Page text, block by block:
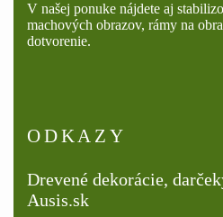
V našej ponuke nájdete aj
machových obrazov, rámy na
dotvorenie.
ODKAZY
Drevené dekorácie,
Ausis.sk